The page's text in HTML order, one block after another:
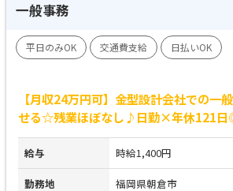
一般事務
平日のみOK 交通費支給 日払いOK
【月収24万円可】金型設計会社での一
せる☆残業ほぼなし♪日勤×年休121
給与 時給1,400円
勤務地 福岡県朝倉市